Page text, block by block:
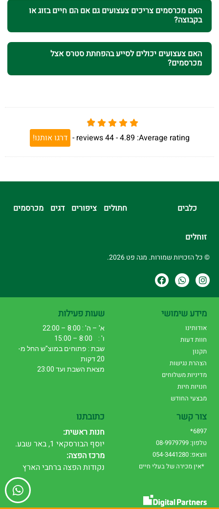
האם מכרסמים צריכים צעצועים גם אם הם חיים בזוג או
בקבוצה?
האם צעצועים יכולים לסייע בהפחתת סטרס אצל
מכרסמים?
Average rating:
4.89 -
44
reviews
- דרגו אותנו!
כלבים חתולים ציפורים דגים מכרסמים
זוחלים
© כל הזכויות שמורות. מגה פט 2026.
מידע שימושי
אודותינו
חוות דעות
תקנון
הצהרת נגישות
מדיניות משלוחים
חנויות חיות
מבצעי החודש
שעות פעילות
א' – ה' : 8:00 – 22:00
ו' : 8:00 – 15:00
שבת : פתוחים במוצ"ש החל מ-
20 דקות
מצאת השבת ועד 23:00
צור קשר
6897*
טלפון: 08-9979799
ווצאפ: 054-3441280
*אין מכירה של בעלי חיים
כתובתנו
חנות ראשית:
יוסף הבורסקאי 1, באר שבע.
מרכז הפצה:
נקודות הפצה ברחבי הארץ